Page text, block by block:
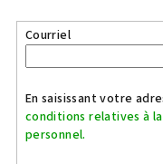
Courriel
En saisissant votre
conditions relatives à
personnel.